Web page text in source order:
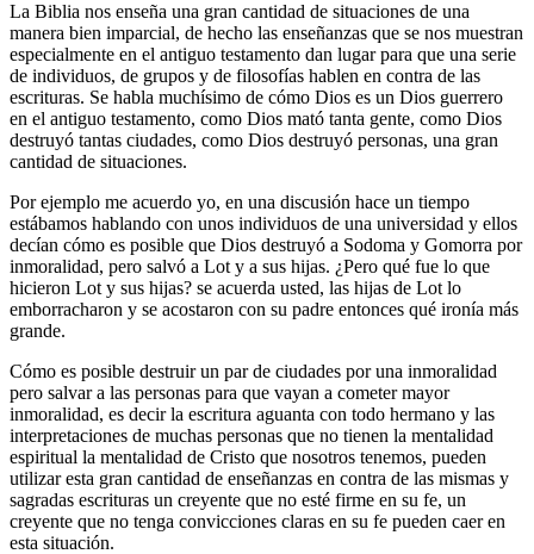
La Biblia nos enseña una gran cantidad de situaciones de una
manera bien imparcial, de hecho las enseñanzas que se nos muestran
especialmente en el antiguo testamento dan lugar para que una serie
de individuos, de grupos y de filosofías hablen en contra de las
escrituras. Se habla muchísimo de cómo Dios es un Dios guerrero
en el antiguo testamento, como Dios mató tanta gente, como Dios
destruyó tantas ciudades, como Dios destruyó personas, una gran
cantidad de situaciones.
Por ejemplo me acuerdo yo, en una discusión hace un tiempo
estábamos hablando con unos individuos de una universidad y ellos
decían cómo es posible que Dios destruyó a Sodoma y Gomorra por
inmoralidad, pero salvó a Lot y a sus hijas. ¿Pero qué fue lo que
hicieron Lot y sus hijas? se acuerda usted, las hijas de Lot lo
emborracharon y se acostaron con su padre entonces qué ironía más
grande.
Cómo es posible destruir un par de ciudades por una inmoralidad
pero salvar a las personas para que vayan a cometer mayor
inmoralidad, es decir la escritura aguanta con todo hermano y las
interpretaciones de muchas personas que no tienen la mentalidad
espiritual la mentalidad de Cristo que nosotros tenemos, pueden
utilizar esta gran cantidad de enseñanzas en contra de las mismas y
sagradas escrituras un creyente que no esté firme en su fe, un
creyente que no tenga convicciones claras en su fe pueden caer en
esta situación.